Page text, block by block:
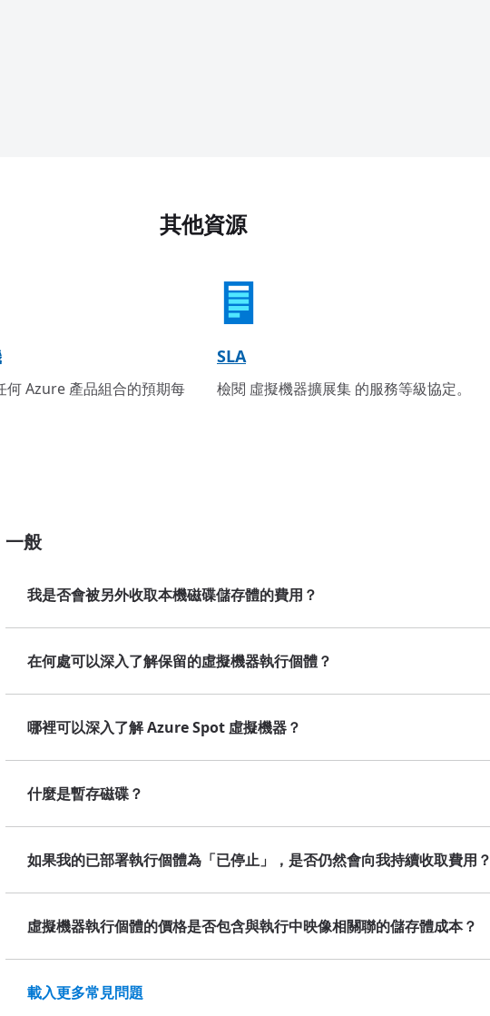
其他資源
何 Azure 產品組合的預期每
SLA
檢閱 虛擬機器擴展集 的服務等級協定。
一般
我是否會被另外收取本機磁碟儲存體的費用？
在何處可以深入了解保留的虛擬機器執行個體？
哪裡可以深入了解 Azure Spot 虛擬機器？
什麼是暫存磁碟？
如果我的已部署執行個體為「已停止」，是否仍然會向我持續收取費用？
虛擬機器執行個體的價格是否包含與執行中映像相關聯的儲存體成本？
載入更多常見問題